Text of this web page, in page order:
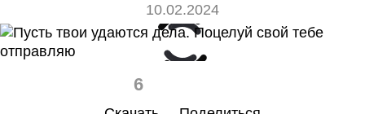
10.02.2024
6